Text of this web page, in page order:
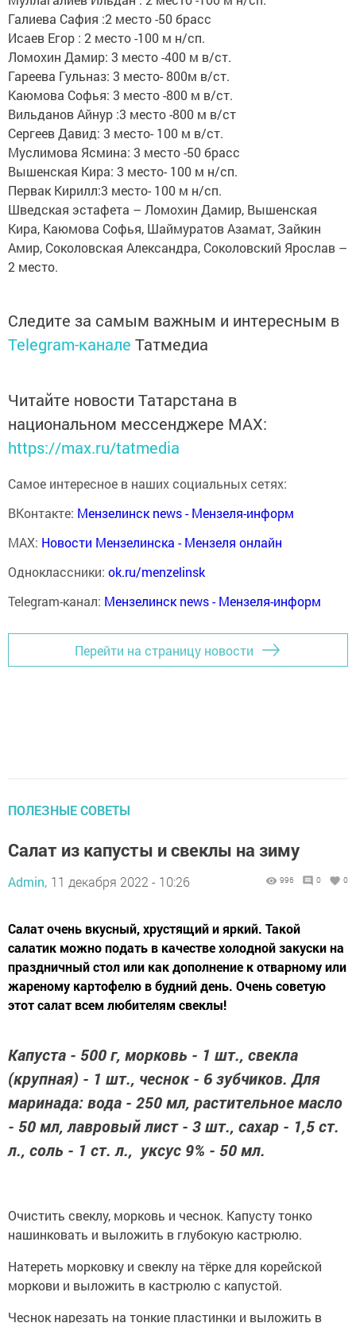
Галиева Сафия :2 место -50 брасс
Исаев Егор : 2 место -100 м н/сп.
Ломохин Дамир: 3 место -400 м в/ст.
Гареева Гульназ: 3 место- 800м в/ст.
Каюмова Софья: 3 место -800 м в/ст.
Вильданов Айнур :3 место -800 м в/ст
Сергеев Давид: 3 место- 100 м в/ст.
Муслимова Ясмина: 3 место -50 брасс
Вышенская Кира: 3 место- 100 м н/сп.
Первак Кирилл:3 место- 100 м н/сп.
Шведская эстафета – Ломохин Дамир, Вышенская
Кира, Каюмова Софья, Шаймуратов Азамат, Зайкин
Амир, Соколовская Александра, Соколовский Ярослав –
2 место.
Следите за самым важным и интересным в
Telegram-канале Татмедиа
Читайте новости Татарстана в
национальном мессенджере MАХ:
https://max.ru/tatmedia
Самое интересное в наших социальных сетях:
ВКонтакте: Мензелинск news - Мензеля-информ
MAX: Новости Мензелинска - Мензеля онлайн
Одноклассники: ok.ru/menzelinsk
Telegram-канал: Мензелинск news - Мензеля-информ
Перейти на страницу новости
ПОЛЕЗНЫЕ СОВЕТЫ
Салат из капусты и свеклы на зиму
Admin, 11 декабря 2022 - 10:26 996 0 0
Салат очень вкусный, хрустящий и яркий. Такой
салатик можно подать в качестве холодной закуски на
праздничный стол или как дополнение к отварному или
жареному картофелю в будний день. Очень советую
этот салат всем любителям свеклы!
Капуста - 500 г, морковь - 1 шт., свекла
(крупная) - 1 шт., чеснок - 6 зубчиков. Для
маринада: вода - 250 мл, растительное масло
- 50 мл, лавровый лист - 3 шт., сахар - 1,5 ст.
л., соль - 1 ст. л., уксус 9% - 50 мл.
Очистить свеклу, морковь и чеснок. Капусту тонко
нашинковать и выложить в глубокую кастрюлю.
Натереть морковку и свеклу на тёрке для корейской
моркови и выложить в кастрюлю с капустой.
Чеснок нарезать на тонкие пластинки и выложить в